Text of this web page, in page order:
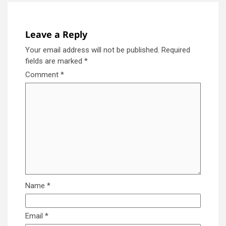
Leave a Reply
Your email address will not be published. Required
fields are marked *
Comment *
Name *
Email *